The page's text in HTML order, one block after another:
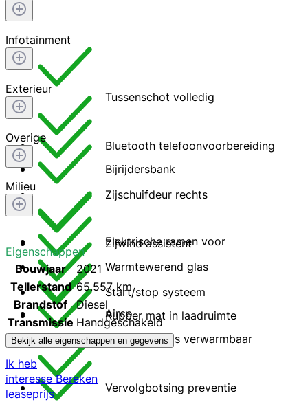
Tussenschot volledig
Bijrijdersbank
Elektrische ramen voor
Airco
Infotainment
Bluetooth telefoonvoorbereiding
Exterieur
Zijschuifdeur rechts
Warmtewerend glas
Buitenspiegels verwarmbaar
Overige
Zijwind assistent
Rubber mat in laadruimte
Vervolgbotsing preventie
Milieu
Start/stop systeem
Eigenschappen
Bouwjaar
2021
Tellerstand 65.557 km
Brandstof Diesel
Transmissie Handgeschakeld
Bekijk alle eigenschappen en gegevens
Ik heb
interesseBereken
leaseprijs